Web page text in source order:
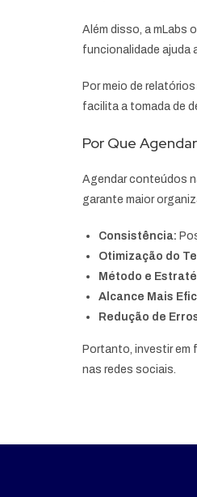
Além disso, a mLabs
funcionalidade ajuda
Por meio de
facilita a tomada de
Por Que
Agendar conteúdos
garante maior
Consistência:
Otimização do
Método e
Alcance Mais
Redução de
Portanto, investir em
nas redes sociais.